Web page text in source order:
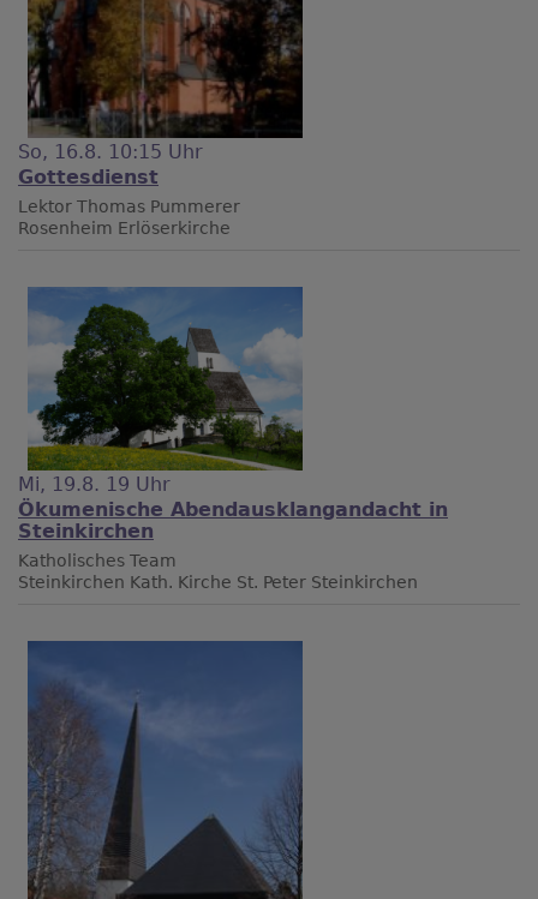
So, 16.8. 10:15 Uhr
Gottesdienst
Lektor Thomas Pummerer
Rosenheim Erlöserkirche
Mi, 19.8. 19 Uhr
Ökumenische Abendausklangandacht in
Steinkirchen
Katholisches Team
Steinkirchen Kath. Kirche St. Peter Steinkirchen